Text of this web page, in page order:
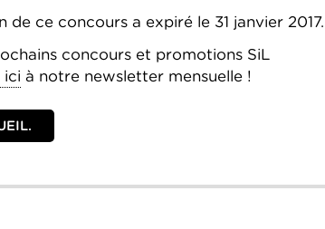
ce concours a expiré le 31 janvier 2017.
concours et promotions SiL
ici à notre newsletter mensuelle !